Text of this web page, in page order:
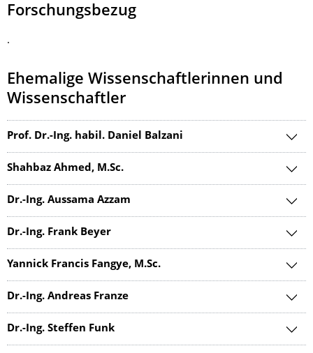
Forschungsbezug
.
Ehemalige Wissenschaftlerinnen und
Wissenschaftler
Prof. Dr.-Ing. habil. Daniel Balzani
Shahbaz Ahmed, M.Sc.
Dr.-Ing. Aussama Azzam
Dr.-Ing. Frank Beyer
Yannick Francis Fangye, M.Sc.
Dr.-Ing. Andreas Franze
Dr.-Ing. Steffen Funk